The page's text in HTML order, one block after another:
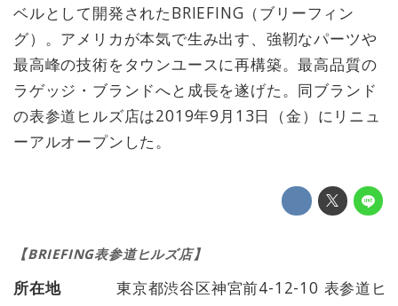
ベルとして開発されたBRIEFING（ブリーフィン
グ）。アメリカが本気で生み出す、強靭なパーツや
最高峰の技術をタウンユースに再構築。最高品質の
ラゲッジ・ブランドへと成長を遂げた。同ブランド
の表参道ヒルズ店は2019年9月13日（金）にリニュ
ーアルオープンした。
所在地 東京都渋谷区神宮前4-12-10 表参道ヒ
【BRIEFING表参道ヒルズ店】